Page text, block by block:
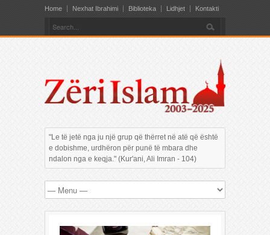
Home Nexhat Ibrahimi Biblioteka Lidhjet Kontakti
"Le të jetë nga ju një grup që thërret në atë që është
e dobishme, urdhëron për punë të mbara dhe
ndalon nga e keqja." (Kur'ani, Ali Imran - 104)